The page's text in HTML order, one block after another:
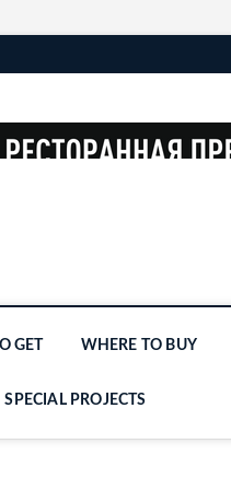
GET WHERE TO BUY
SPECIAL PROJECTS